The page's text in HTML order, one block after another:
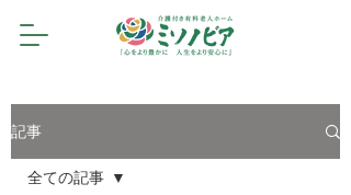
記事
全ての記事